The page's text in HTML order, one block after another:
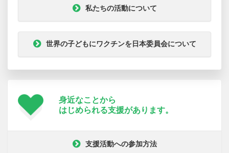
私たちの活動について
世界の子どもにワクチンを日本委員会について
身近なことから
はじめられる支援があります。
支援活動への参加方法